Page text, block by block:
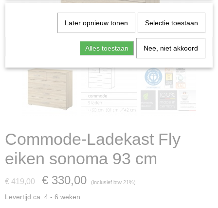
Aanbieding
Commode-Ladekast Fly
eiken sonoma 93 cm
€ 419,00 € 330,00 (inclusief btw 21%)
Levertijd ca. 4 - 6 weken
Later opnieuw tonen Selectie toestaan
Alles toestaan Nee, niet akkoord